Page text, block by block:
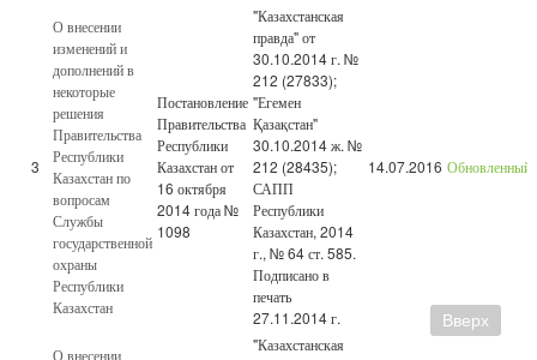
3
О внесении
изменений и
дополнений в
некоторые
решения
Правительства
Республики
Казахстан по
вопросам
Службы
государственной
охраны
Республики
Казахстан
Постановление
Правительства
Республики
Казахстан от
16 октября
2014 года №
1098
"Казахстанская
правда" от
30.10.2014 г. №
212 (27833);
"Егемен
Қазақстан"
30.10.2014 ж. №
212 (28435);
САПП
Республики
Казахстан, 2014
г., № 64 ст. 585.
Подписано в
печать
27.11.2014 г.
14.07.2016 Обновленный
О внесении
"Казахстанская
Вверх